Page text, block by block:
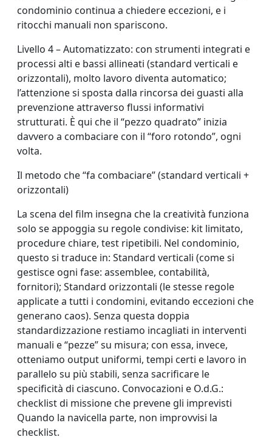
condominio continua a chiedere eccezioni, e i
ritocchi manuali non spariscono.
Livello 4 – Automatizzato: con strumenti integrati e
processi alti e bassi allineati (standard verticali e
orizzontali), molto lavoro diventa automatico;
l’attenzione si sposta dalla rincorsa dei guasti alla
prevenzione attraverso flussi informativi
strutturati. È qui che il “pezzo quadrato” inizia
davvero a combaciare con il “foro rotondo”, ogni
volta.
Il metodo che “fa combaciare” (standard verticali +
orizzontali)
La scena del film insegna che la creatività funziona
solo se appoggia su regole condivise: kit limitato,
procedure chiare, test ripetibili. Nel condominio,
questo si traduce in: Standard verticali (come si
gestisce ogni fase: assemblee, contabilità,
fornitori); Standard orizzontali (le stesse regole
applicate a tutti i condomini, evitando eccezioni che
generano caos). Senza questa doppia
standardizzazione restiamo incagliati in interventi
manuali e “pezze” su misura; con essa, invece,
otteniamo output uniformi, tempi certi e lavoro in
parallelo su più stabili, senza sacrificare le
specificità di ciascuno. Convocazioni e O.d.G.:
checklist di missione che prevene gli imprevisti
Quando la navicella parte, non improvvisi la
checklist.